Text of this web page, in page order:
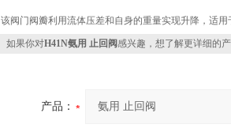
该阀门阀瓣利用流体压差和自身的重量实现升降，适
如果你对H41N氨用 止回阀感兴趣，想了解更详细的
产品：